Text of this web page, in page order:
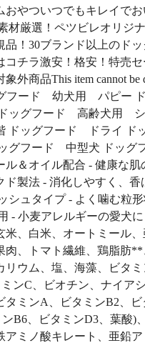
おやついつでもキレイでお
材厳選！ペツビレオリジ
品！30ブランド以上のド
コチラ激安！格安！特売
外商品This item cannot be
グフード 幼犬用 パピー
ッグフード 高齢犬用 シ
ドッグフード ドライ ド
グフード 中型犬 ドッグ
ル＆オイル配合 - 健康な肌
ド製法 - 消化しやすく、
シュタイプ - よく噛む粒
- 小麦アレルギーの愛犬
米、白米、オートミール、
肉、トマト繊維、鶏脂肪
リウム、塩、海藻、ビタ
ンC、ビオチン、ナイア
タミンA、ビタミンB2、ビ
B6、ビタミンD3、葉酸)
アミノ酸キレート、亜鉛ア